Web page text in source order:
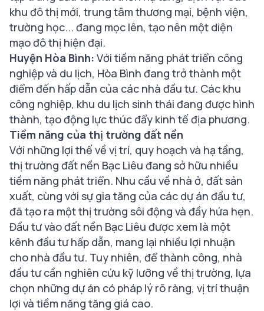
khu đô thị mới, trung tâm thương mại, bệnh viện,
trường học... đang mọc lên, tạo nên một diện
mạo đô thị hiện đại.
Huyện Hòa Bình: Với tiềm năng phát triển công
nghiệp và du lịch, Hòa Bình đang trở thành một
điểm đến hấp dẫn của các nhà đầu tư. Các khu
công nghiệp, khu du lịch sinh thái đang được hình
thành, tạo động lực thúc đẩy kinh tế địa phương.
Tiềm năng của thị trường đất nền
Với những lợi thế về vị trí, quy hoạch và hạ tầng,
thị trường đất nền Bạc Liêu đang sở hữu nhiều
tiềm năng phát triển. Nhu cầu về nhà ở, đất sản
xuất, cùng với sự gia tăng của các dự án đầu tư,
đã tạo ra một thị trường sôi động và đầy hứa hẹn.
Đầu tư vào đất nền Bạc Liêu được xem là một
kênh đầu tư hấp dẫn, mang lại nhiều lợi nhuận
cho nhà đầu tư. Tuy nhiên, để thành công, nhà
đầu tư cần nghiên cứu kỹ lưỡng về thị trường, lựa
chọn những dự án có pháp lý rõ ràng, vị trí thuận
lợi và tiềm năng tăng giá cao.